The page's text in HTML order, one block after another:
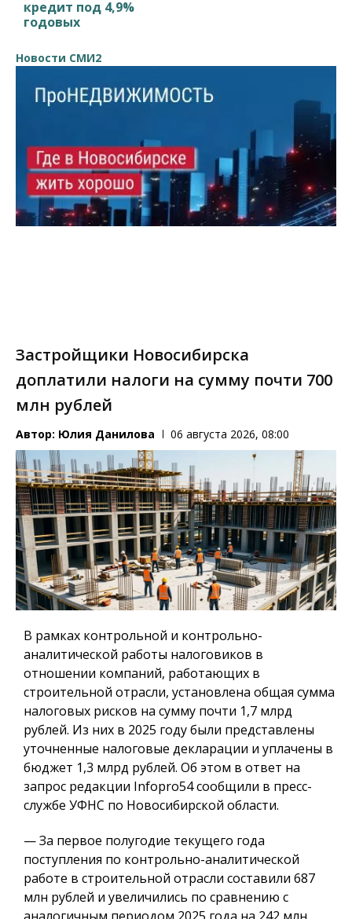
кредит под 4,9%
годовых
Новости СМИ2
Застройщики Новосибирска
доплатили налоги на сумму почти 700
млн рублей
Автор: Юлия Данилова 06 августа 2026, 08:00
В рамках контрольной и контрольно-
аналитической работы налоговиков в
отношении компаний, работающих в
строительной отрасли, установлена общая сумма
налоговых рисков на сумму почти 1,7 млрд
рублей. Из них в 2025 году были представлены
уточненные налоговые декларации и уплачены в
бюджет 1,3 млрд рублей. Об этом в ответ на
запрос редакции Infopro54 сообщили в пресс-
службе УФНС по Новосибирской области.
— За первое полугодие текущего года
поступления по контрольно-аналитической
работе в строительной отрасли составили 687
млн рублей и увеличились по сравнению с